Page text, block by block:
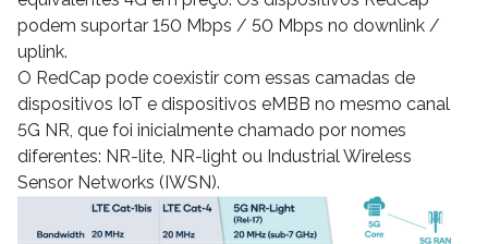
podem suportar 150 Mbps / 50 Mbps no downlink /
uplink.
O RedCap pode coexistir com essas camadas de
dispositivos IoT e dispositivos eMBB no mesmo canal
5G NR, que foi inicialmente chamado por nomes
diferentes: NR-lite, NR-light ou Industrial Wireless
Sensor Networks (IWSN).